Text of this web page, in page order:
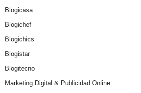
Blogicasa
Blogichef
Blogichics
Blogistar
Blogitecno
Marketing Digital & Publicidad Online